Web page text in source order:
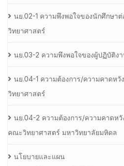
นย.02-1 ความพึงพอใจของนักศึกษา
วิทยาศาสตร์
นย.03-2 ความพึงพอใจของผู้ปฏิบัติง
นย.04-1 ความต้องการ/ความคาดหวั
วิทยาศาสตร์
นย.04-2 ความต้องการ/ความคาดห
คณะวิทยาศาสตร์ มหาวิทยาลัยมหิดล
นโยบายและแผน